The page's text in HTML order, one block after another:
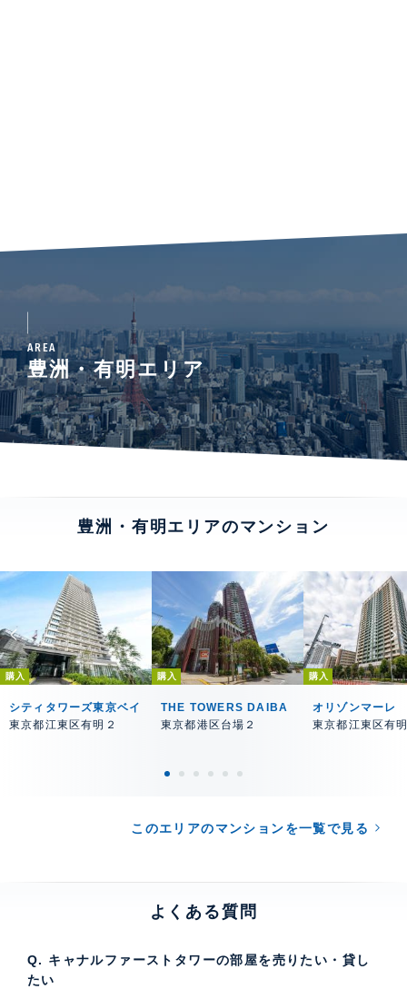
AREA
豊洲・有明エリア
豊洲・有明エリアのマンション
購入
シティタワーズ東京ベイ
東京都江東区有明２
購入
THE TOWERS DAIBA
東京都港区台場２
購入
オリゾンマーレ
東京都江東区有
このエリアのマンションを一覧で見る
よくある質問
Q. キャナルファーストタワーの部屋を売りたい・貸し
たい